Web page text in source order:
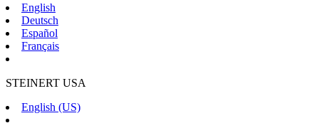
English
Deutsch
Español
Français
STEINERT USA
English (US)